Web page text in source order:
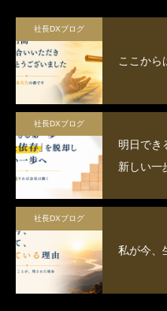
社長DXブログ
ここから
社長DXブログ
明日でき
新しい一
社長DXブログ
私が今、